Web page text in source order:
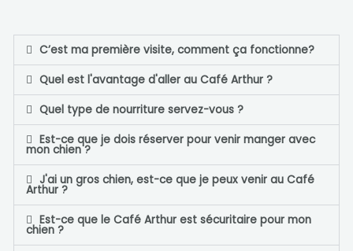
C’est ma première visite, comment ça fonctionne?
Quel est l'avantage d'aller au Café Arthur ?
Quel type de nourriture servez-vous ?
Est-ce que je dois réserver pour venir manger avec
mon chien ?
J'ai un gros chien, est-ce que je peux venir au Café
Arthur ?
Est-ce que le Café Arthur est sécuritaire pour mon
chien ?